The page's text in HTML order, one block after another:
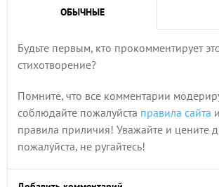
ОБЫЧНЫЕ
Будьте первым, кто прокомментирует
стихотворение?
Помните, что все комментарии
соблюдайте пожалуйста правила сайта
правила приличия! Уважайте и цените
пожалуйста, не ругайтесь!